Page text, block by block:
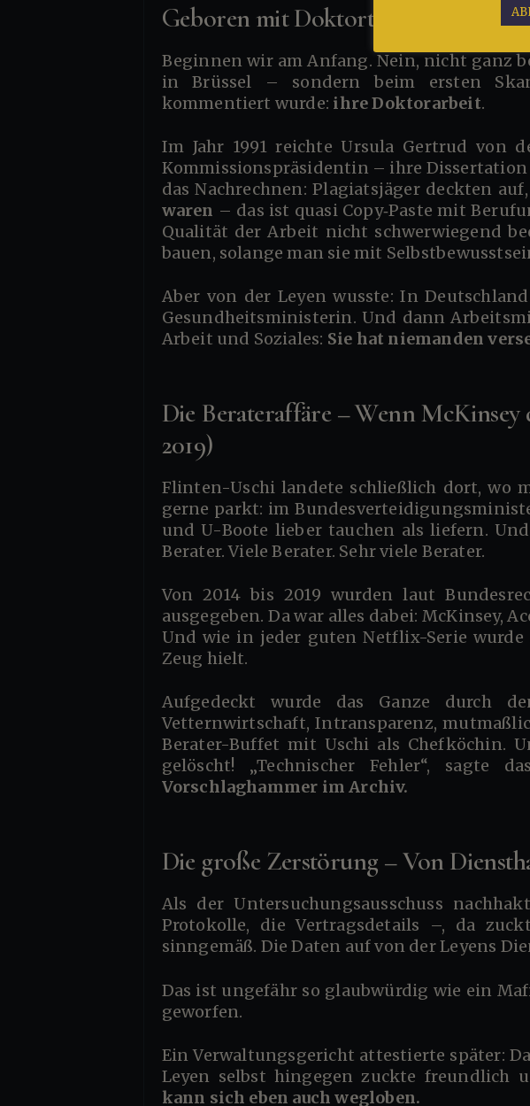
Geboren mit Doktortitel – Der
Beginnen wir am Anfang. Nein, nicht ganz bei der Wiege – die stand im ärztlich-adeligen Hause Albrecht
in Brüssel – sondern beim ersten
kommentiert wurde: ihre Doktorarbeit.
Im Jahr 1991 reichte Ursula Gertrud von der Leyen – damals noch bürgerlich, aber innerlich bereits
Kommissionspräsidentin – ihre Dissertation
das Nachrechnen: Plagiatsjäger deckten auf,
waren – das ist quasi Copy‑Paste mit
Qualität der Arbeit nicht schwerwiegend
bauen, solange man sie mit
Aber von der Leyen wusste: In Deutschland zählt nicht die Wahrheit, sondern der Titel. Also wurde sie
Gesundheitsministerin. Und dann
Arbeit und Soziales: Sie hat niemanden
Die Berateraffäre – Wenn
2019)
Flinten-Uschi landete schließlich dort, wo man Menschen mit Selbstvertrauen, aber ohne Fachkenntnis
gerne parkt: im
und U-Boote lieber tauchen als liefern.
Berater. Viele Berater. Sehr viele Berater.
Von 2014 bis 2019 wurden laut Bundesrechnungshof rund 200 Millionen Euro für externe Berater
ausgegeben. Da war alles dabei: McKinsey,
Und wie in jeder guten Netflix-Serie wurde
Zeug hielt.
Aufgedeckt wurde das Ganze durch den Untersuchungsausschuss „Berateraffäre“. Heraus kam:
Vetternwirtschaft, Intransparenz,
Berater-Buffet mit Uschi als Chefköchin.
gelöscht! „Technischer Fehler“, sagte
Vorschlaghammer im Archiv.
Die große Zerstörung – Von
Als der Untersuchungsausschuss nachhakte, wo denn die Beweise seien – die Korrespondenz, die
Protokolle, die Vertragsdetails –, da
sinngemäß. Die Daten auf von der Leyens
Das ist ungefähr so glaubwürdig wie ein Mafioso, der sagt, er habe die Abhörgeräte aus Versehen in Säure
geworfen.
Ein Verwaltungsgericht attestierte später: Das Löschen sei „unüblich“ und „rechtlich fragwürdig“. Von der
Leyen selbst hingegen zuckte freundlich
kann sich eben auch wegloben.